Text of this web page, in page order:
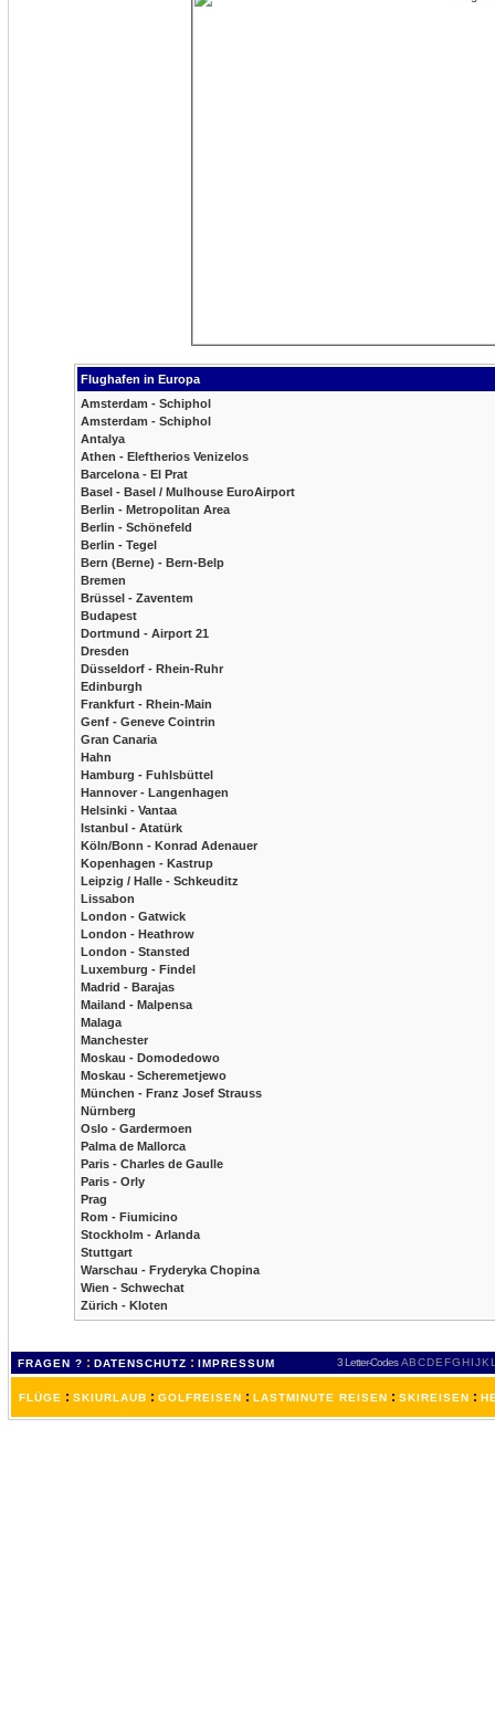
Flughafen in Europa
Amsterdam - Schiphol
Amsterdam - Schiphol
Antalya
Athen - Eleftherios Venizelos
Barcelona - El Prat
Basel - Basel / Mulhouse EuroAirport
Berlin - Metropolitan Area
Berlin - Schönefeld
Berlin - Tegel
Bern (Berne) - Bern-Belp
Bremen
Brüssel - Zaventem
Budapest
Dortmund - Airport 21
Dresden
Düsseldorf - Rhein-Ruhr
Edinburgh
Frankfurt - Rhein-Main
Genf - Geneve Cointrin
Gran Canaria
Hahn
Hamburg - Fuhlsbüttel
Hannover - Langenhagen
Helsinki - Vantaa
Istanbul - Atatürk
Köln/Bonn - Konrad Adenauer
Kopenhagen - Kastrup
Leipzig / Halle - Schkeuditz
Lissabon
London - Gatwick
London - Heathrow
London - Stansted
Luxemburg - Findel
Madrid - Barajas
Mailand - Malpensa
Malaga
Manchester
Moskau - Domodedowo
Moskau - Scheremetjewo
München - Franz Josef Strauss
Nürnberg
Oslo - Gardermoen
Palma de Mallorca
Paris - Charles de Gaulle
Paris - Orly
Prag
Rom - Fiumicino
Stockholm - Arlanda
Stuttgart
Warschau - Fryderyka Chopina
Wien - Schwechat
Zürich - Kloten
FRAGEN ? : DATENSCHUTZ : IMPRESSUM 3 Letter-Codes ABCDEFGH IJKL
FLÜGE : SKIURLAUB : GOLFREISEN : LASTMINUTE REISEN : SKIREISEN :